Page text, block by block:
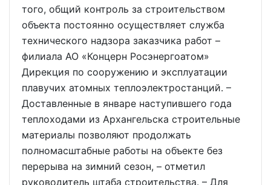
того, общий контроль за строительством
объекта постоянно осуществляет служба
технического надзора заказчика работ –
филиала АО «Концерн Росэнергоатом»
Дирекция по сооружению и эксплуатации
плавучих атомных теплоэлектростанций. –
Доставленные в январе наступившего года
теплоходами из Архангельска строительные
материалы позволяют продолжать
полномасштабные работы на объекте без
перерыва на зимний сезон, – отметил
руководитель штаба строительства. – Для